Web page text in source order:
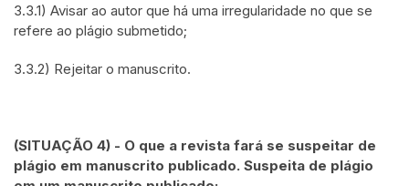
3.3.1) Avisar ao autor que há uma irregularidade no que se
refere ao plágio submetido;
3.3.2) Rejeitar o manuscrito.
(SITUAÇÃO 4) - O que a revista fará se suspeitar de
plágio em manuscrito publicado. Suspeita de plágio